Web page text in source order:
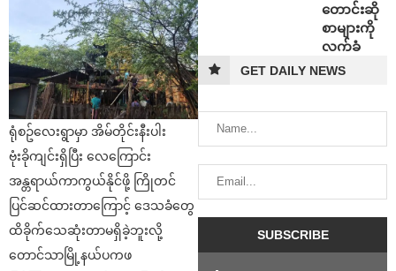
ရုံစဥ်လေးရွာမှာ အိမ်တိုင်းနီးပါး
ဗုံးခိုကျင်းရှိပြီး လေကြောင်း
အန္တရာယ်ကာကွယ်နိုင်ဖို့ ကြိုတင်
ပြင်ဆင်ထားတာကြောင့် ဒေသခံတွေ
ထိခိုက်သေဆုံးတာမရှိခဲ့ဘူးလို့
တောင်သာမြို့နယ်ပကဖ
တောင်းဆို
စာများကို
လက်ခံ
GET DAILY NEWS